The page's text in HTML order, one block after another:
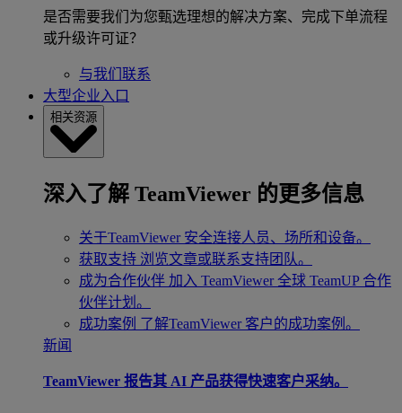
是否需要我们为您甄选理想的解决方案、完成下单流程
或升级许可证？
与我们联系
大型企业入口
相关资源
深入了解 TeamViewer 的更多信息
关于TeamViewer 安全连接人员、场所和设备。
获取支持 浏览文章或联系支持团队。
成为合作伙伴 加入 TeamViewer 全球 TeamUP 合作
伙伴计划。
成功案例 了解TeamViewer 客户的成功案例。
新闻
TeamViewer 报告其 AI 产品获得快速客户采纳。